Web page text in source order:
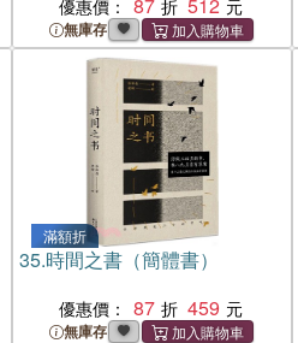
優惠價：
無庫存
滿額折
35.時間之書（簡體書）
優惠價： 87 459
無庫存